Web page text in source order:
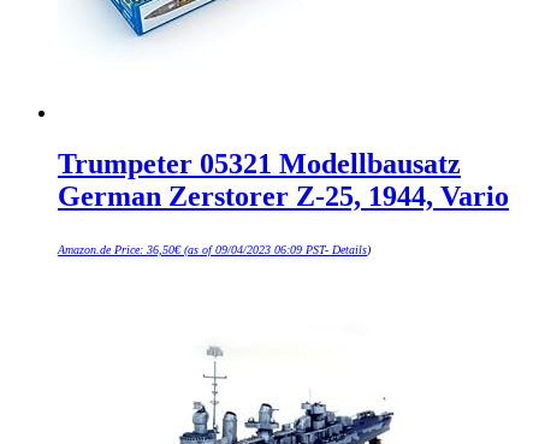
Trumpeter 05321 Modellbausatz
German Zerstorer Z-25, 1944, Vario
Amazon.de Price: 36,50€(as of 09/04/2023 06:09 PST- Details)